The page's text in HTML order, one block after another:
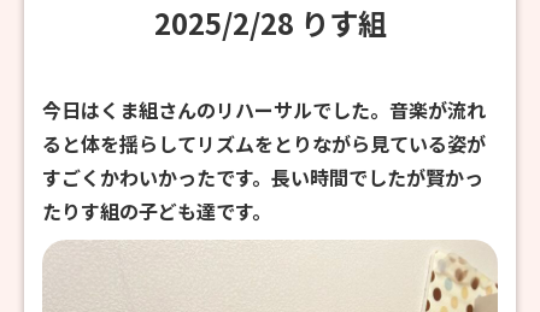
2025/2/28 りす組
今日はくま組さんのリハーサルでした。音楽が流れ
ると体を揺らしてリズムをとりながら見ている姿が
すごくかわいかったです。長い時間でしたが賢かっ
たりす組の子ども達です。